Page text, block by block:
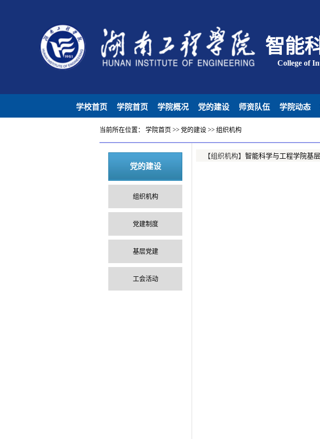
智能
College of
学校首页 学院首页 学院概况 党的建设 师资队伍 学院动态
当前所在位置： 学院首页>> 党的建设>> 组织机构
党的建设
组织机构
党建制度
基层党建
工会活动
【组织机构】 智能科学与工程学院基